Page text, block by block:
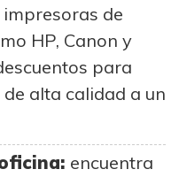
de
HP, Canon y
para
alta calidad a un
encuentra